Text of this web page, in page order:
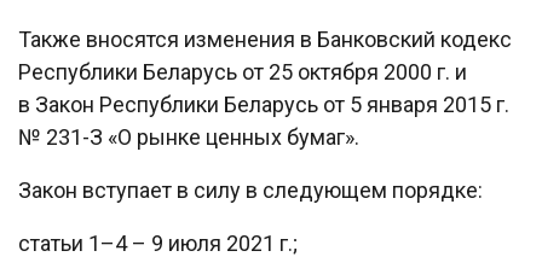
Также вносятся изменения в Банковский кодекс
Республики Беларусь от 25 октября 2000 г. и
в Закон Республики Беларусь от 5 января 2015 г.
№ 231-З «О рынке ценных бумаг».
Закон вступает в силу в следующем порядке:
статьи 1–4 – 9 июля 2021 г.;